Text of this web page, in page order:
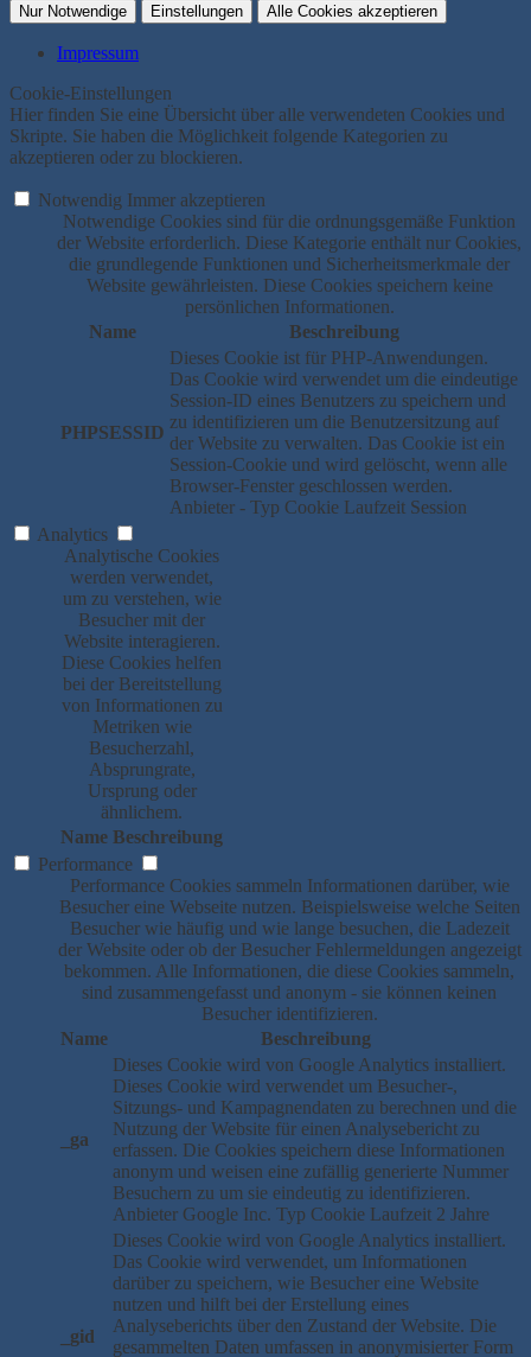
Nur Notwendige Einstellungen Alle Cookies akzeptieren
Impressum
Cookie-Einstellungen
Hier finden Sie eine Übersicht über alle verwendeten Cookies und
Skripte. Sie haben die Möglichkeit folgende Kategorien zu
akzeptieren oder zu blockieren.
Notwendig Immer akzeptieren
Notwendige Cookies sind für die ordnungsgemäße Funktion
der Website erforderlich. Diese Kategorie enthält nur Cookies,
die grundlegende Funktionen und Sicherheitsmerkmale der
Website gewährleisten. Diese Cookies speichern keine
persönlichen Informationen.
Name
Beschreibung
PHPSESSID
Dieses Cookie ist für PHP-Anwendungen.
Das Cookie wird verwendet um die eindeutige
Session-ID eines Benutzers zu speichern und
zu identifizieren um die Benutzersitzung auf
der Website zu verwalten. Das Cookie ist ein
Session-Cookie und wird gelöscht, wenn alle
Browser-Fenster geschlossen werden.
Anbieter - Typ Cookie Laufzeit Session
Analytics
Analytische Cookies
werden verwendet,
um zu verstehen, wie
Besucher mit der
Website interagieren.
Diese Cookies helfen
bei der Bereitstellung
von Informationen zu
Metriken wie
Besucherzahl,
Absprungrate,
Ursprung oder
ähnlichem.
Name Beschreibung
Performance
Performance Cookies sammeln Informationen darüber, wie
Besucher eine Webseite nutzen. Beispielsweise welche Seiten
Besucher wie häufig und wie lange besuchen, die Ladezeit
der Website oder ob der Besucher Fehlermeldungen angezeigt
bekommen. Alle Informationen, die diese Cookies sammeln,
sind zusammengefasst und anonym - sie können keinen
Besucher identifizieren.
Name
Beschreibung
_ga
Dieses Cookie wird von Google Analytics installiert.
Dieses Cookie wird verwendet um Besucher-,
Sitzungs- und Kampagnendaten zu berechnen und die
Nutzung der Website für einen Analysebericht zu
erfassen. Die Cookies speichern diese Informationen
anonym und weisen eine zufällig generierte Nummer
Besuchern zu um sie eindeutig zu identifizieren.
Anbieter Google Inc. Typ Cookie Laufzeit 2 Jahre
_gid
Dieses Cookie wird von Google Analytics installiert.
Das Cookie wird verwendet, um Informationen
darüber zu speichern, wie Besucher eine Website
nutzen und hilft bei der Erstellung eines
Analyseberichts über den Zustand der Website. Die
gesammelten Daten umfassen in anonymisierter Form